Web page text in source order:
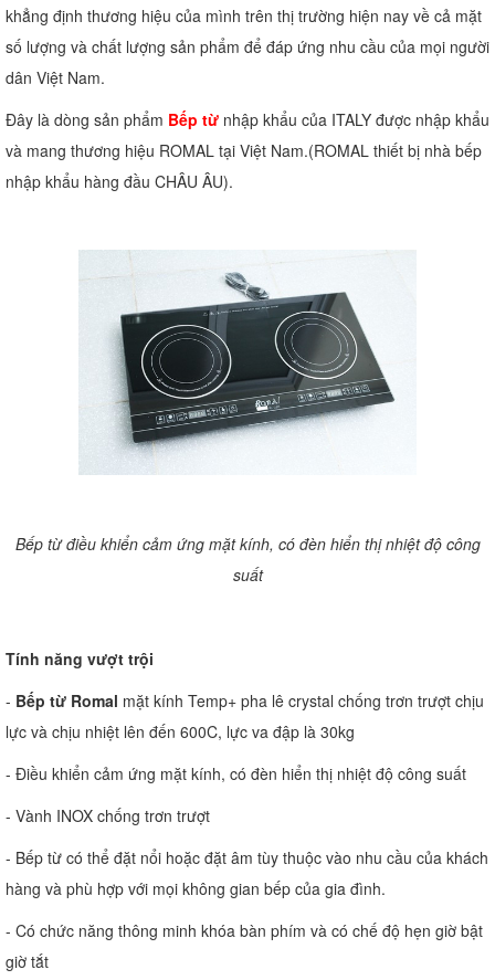
khẳng định thương hiệu của mình trên thị trường hiện nay về cả mặt
số lượng và chất lượng sản phẩm để đáp ứng nhu cầu của mọi người
dân Việt Nam.
Đây là dòng sản phẩm Bếp từ nhập khẩu của ITALY được nhập khẩu
và mang thương hiệu ROMAL tại Việt Nam.(ROMAL thiết bị nhà bếp
nhập khẩu hàng đầu CHÂU ÂU).
Bếp từ điều khiển cảm ứng mặt kính, có đèn hiển thị nhiệt độ công
suất
Tính năng vượt trội
- Bếp từ Romal mặt kính Temp+ pha lê crystal chống trơn trượt chịu
lực và chịu nhiệt lên đến 600C, lực va đập là 30kg
- Điều khiển cảm ứng mặt kính, có đèn hiển thị nhiệt độ công suất
- Vành INOX chống trơn trượt
- Bếp từ có thể đặt nổi hoặc đặt âm tùy thuộc vào nhu cầu của khách
hàng và phù hợp với mọi không gian bếp của gia đình.
- Có chức năng thông minh khóa bàn phím và có chế độ hẹn giờ bật
giờ tắt